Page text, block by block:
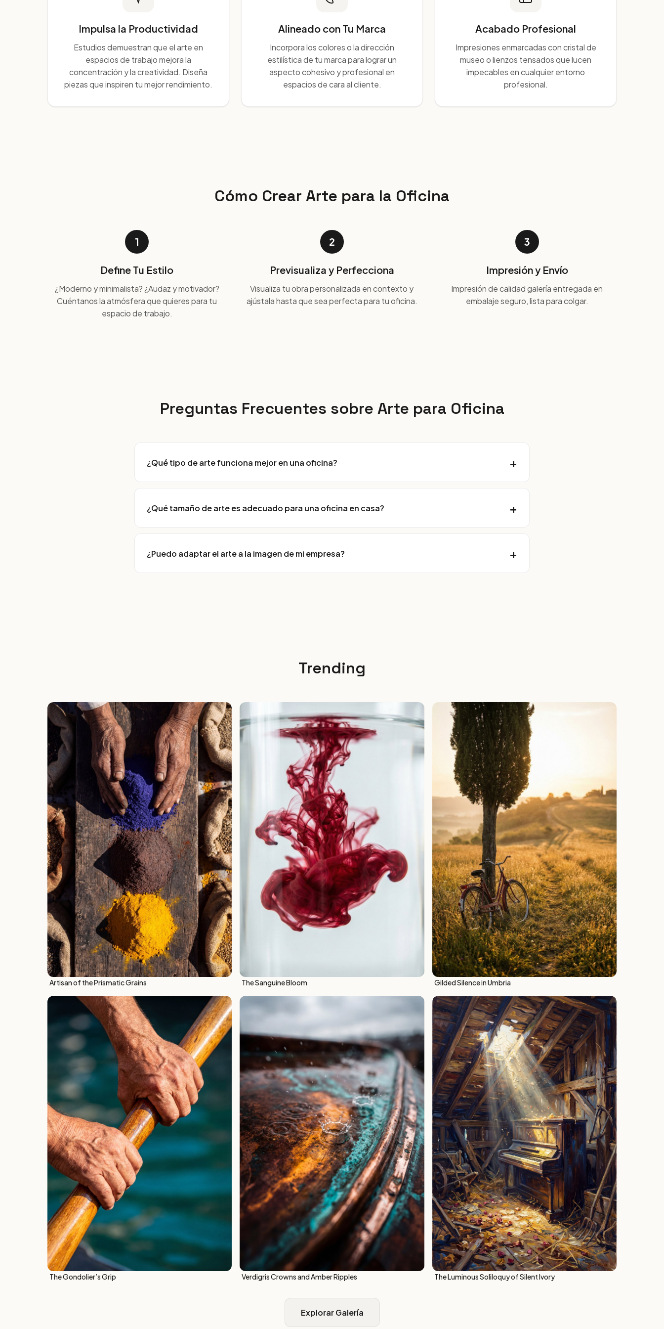
Impulsa la Productividad
Estudios demuestran que el arte en
espacios de trabajo mejora la
concentración y la creatividad. Diseña
piezas que inspiren tu mejor rendimiento.
Alineado con Tu Marca
Incorpora los colores o la dirección
estilística de tu marca para lograr un
aspecto cohesivo y profesional en
espacios de cara al cliente.
Acabado Profesional
Impresiones enmarcadas con cristal de
museo o lienzos tensados que lucen
impecables en cualquier entorno
profesional.
Cómo Crear Arte para la Oficina
1
Define Tu Estilo
¿Moderno y minimalista? ¿Audaz y motivador?
Cuéntanos la atmósfera que quieres para tu
espacio de trabajo.
2
Previsualiza y Perfecciona
Visualiza tu obra personalizada en contexto y
ajústala hasta que sea perfecta para tu oficina.
3
Impresión y Envío
Impresión de calidad galería entregada en
embalaje seguro, lista para colgar.
Preguntas Frecuentes sobre Arte para Oficina
¿Qué tipo de arte funciona mejor en una oficina?
¿Qué tamaño de arte es adecuado para una oficina en casa?
¿Puedo adaptar el arte a la imagen de mi empresa?
Trending
Artisan of the Prismatic Grains The Sanguine Bloom Gilded Silence in Umbria
The Gondolier’s Grip Verdigris Crowns and Amber Ripples The Luminous Soliloquy of Silent Ivory
Explorar Galería